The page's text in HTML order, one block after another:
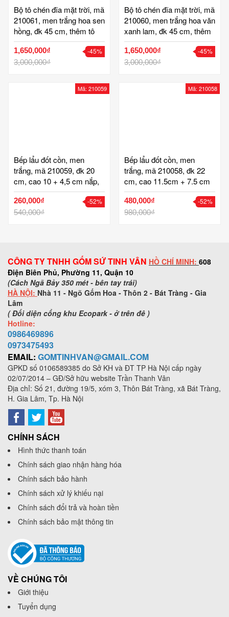
Bộ tô chén đĩa mặt trời, mã
210061, men trắng hoa sen
hồng, đk 45 cm, thêm tô
thuyền, hoa văn vẽ tay tinh
xảo, bộ bát đĩa cúng cơm,
gốm bát tràng tinh vân
1,650,000₫
3,000,000₫
-45%
Bộ tô chén đĩa mặt trời, mã
210060, men trắng hoa văn
xanh lam, đk 45 cm, thêm
tô thuyền, hoa văn vẽ tay
tinh xảo, bộ bát đĩa cúng
cơm, gốm bát tràng tinh
1,650,000₫
3,000,000₫
-45%
Mã: 210059
Bếp lẩu đốt cồn, men
trắng, mã 210059, đk 20
cm, cao 10 + 4,5 cm nắp,
gốm sứ bát tràng tinh vân
cao cấp
260,000₫
540,000₫
-52%
Mã: 210058
Bếp lẩu đốt cồn, men
trắng, mã 210058, đk 22
cm, cao 11.5cm + 7.5 cm
nắp, gốm sứ bát tràng tinh
vân cao cấp
480,000₫
980,000₫
-52%
CÔNG TY TNHH GỐM SỨ TINH VÂN HỒ CHÍ MINH: 608
Điện Biên Phủ, Phường 11, Quận 10
(Cách Ngã Bảy 350 mét - bên tay trái)
HÀ NỘI: Nhà 11 - Ngõ Gốm Hoa - Thôn 2 - Bát Tràng - Gia
Lâm
( Đối diện cổng khu Ecopark - ở trên đê )
Hotline:
0986469896
0973475493
EMAIL: GOMTINHVAN@GMAIL.COM
GPKD số 0106589385 do Sở KH và ĐT TP Hà Nội cấp ngày
02/07/2014 – GĐ/Sở hữu website Trần Thanh Vân
Địa chỉ: Số 21, đường 19/5, xóm 3, Thôn Bát Tràng, xã Bát Tràng,
H. Gia Lâm, Tp. Hà Nội
CHÍNH SÁCH
Hình thức thanh toán
Chính sách giao nhận hàng hóa
Chính sách bảo hành
Chính sách xử lý khiếu nại
Chính sách đổi trả và hoàn tiền
Chính sách bảo mật thông tin
VỀ CHÚNG TÔI
Giới thiệu
Tuyển dụng